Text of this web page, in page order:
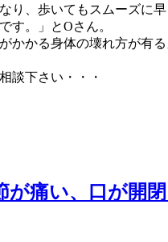
り、歩いてもスムーズ
す。」とOさん。
かかる身体の壊れ方が有
談下さい・・・
が痛い、口が開